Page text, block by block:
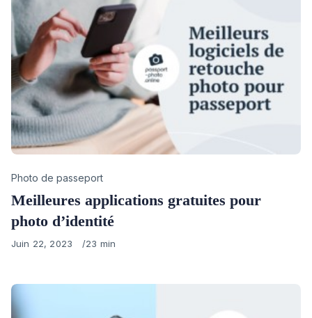
Category
Photo de passeport
Meilleures applications gratuites pour
photo d’identité
Published
Juin 22, 2023 23 min